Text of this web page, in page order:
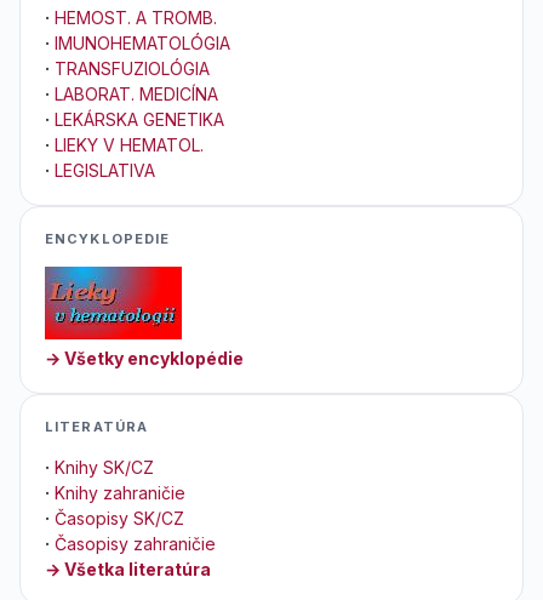
· HEMOST. A TROMB.
· IMUNOHEMATOLÓGIA
· TRANSFUZIOLÓGIA
· LABORAT. MEDICÍNA
· LEKÁRSKA GENETIKA
· LIEKY V HEMATOL.
· LEGISLATIVA
ENCYKLOPEDIE
→ Všetky encyklopédie
LITERATÚRA
· Knihy SK/CZ
· Knihy zahraničie
· Časopisy SK/CZ
· Časopisy zahraničie
→ Všetka literatúra